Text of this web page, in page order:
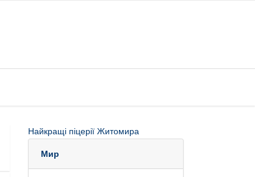
Найкращі піцерії Житомира
Мир